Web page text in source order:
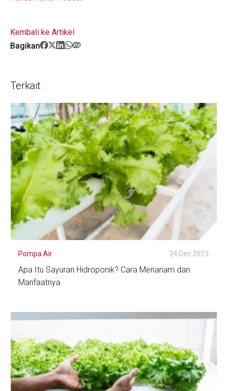
Kembali ke Artikel
Bagikan
Terkait
Pompa Air 24 Dec 2023
Apa Itu Sayuran Hidroponik? Cara Menanam dan
Manfaatnya
Lihat Detail